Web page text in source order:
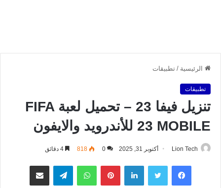
الرئيسية / تطبيقات
تطبيقات
تنزيل فيفا 23 – تحميل لعبة FIFA
23 MOBILE للأندرويد والايفون
Lion Tech أكتوبر 31, 2025 0
818
فيسبوك تويتر لينكدإن بينتيريستواتساب تيلقرام مشاركة عبر البريد